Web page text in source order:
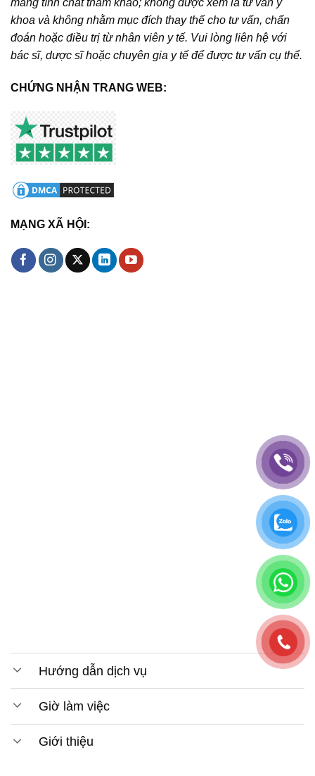
mang tính chất tham khảo; không được xem là tư vấn y
khoa và không nhằm mục đích thay thế cho tư vấn, chẩn
đoán hoặc điều trị từ nhân viên y tế. Vui lòng liên hệ với
bác sĩ, dược sĩ hoặc chuyên gia y tế để được tư vấn cụ thể.
CHỨNG NHẬN TRANG WEB:
MẠNG XÃ HỘI:
Hướng dẫn dịch vụ
Giờ làm việc
Giới thiệu